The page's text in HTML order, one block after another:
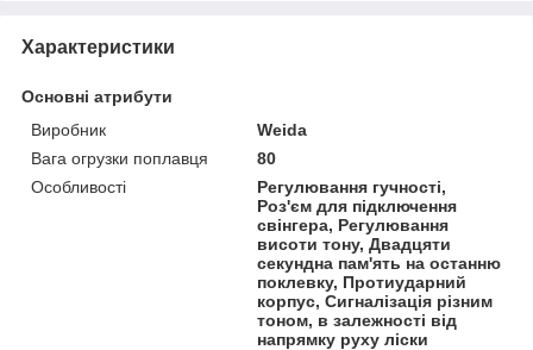
Характеристики
Основні атрибути
Виробник
Weida
Вага огрузки поплавця
80
Особливості
Регулювання гучності,
Роз'єм для підключення
свінгера, Регулювання
висоти тону, Двадцяти
секундна пам'ять на останню
поклевку, Протиударний
корпус, Сигналізація різним
тоном, в залежності від
напрямку руху ліски